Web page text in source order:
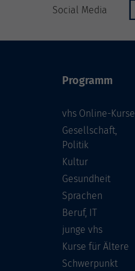
Social Media
Programm
vhs Online-Kurse
Gesellschaft,
Politik
Kultur
Gesundheit
Sprachen
Beruf, IT
junge vhs
Kurse für Ältere
Schwerpunkt